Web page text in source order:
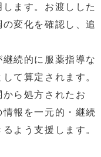
ます。お渡しした
変化を確認し、追
続的に服薬指導な
て算定されます。
ら処方されたお
報を一元的・継続
よう支援します。